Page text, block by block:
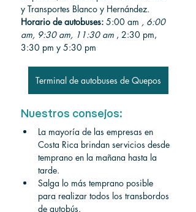
y Transportes Blanco y Hernández.
Horario de autobuses: 5:00 am , 6:00
am, 9:30 am, 11:30 am , 2:30 pm,
3:30 pm y 5:30 pm
Terminal de autobuses de Quepos
Nuestros consejos:
La mayoría de las empresas en
Costa Rica brindan servicios desde
temprano en la mañana hasta la
tarde.
Salga lo más temprano posible
para realizar todos los transbordos
de autobús.